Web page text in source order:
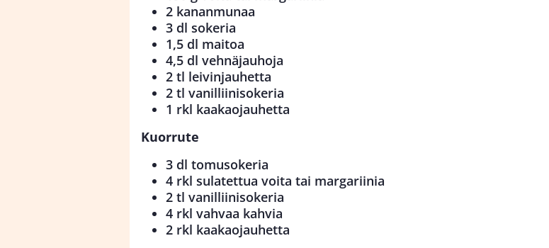
2 kananmunaa
3 dl sokeria
1,5 dl maitoa
4,5 dl vehnäjauhoja
2 tl leivinjauhetta
2 tl vanilliinisokeria
1 rkl kaakaojauhetta
Kuorrute
3 dl tomusokeria
4 rkl sulatettua voita tai margariinia
2 tl vanilliinisokeria
4 rkl vahvaa kahvia
2 rkl kaakaojauhetta